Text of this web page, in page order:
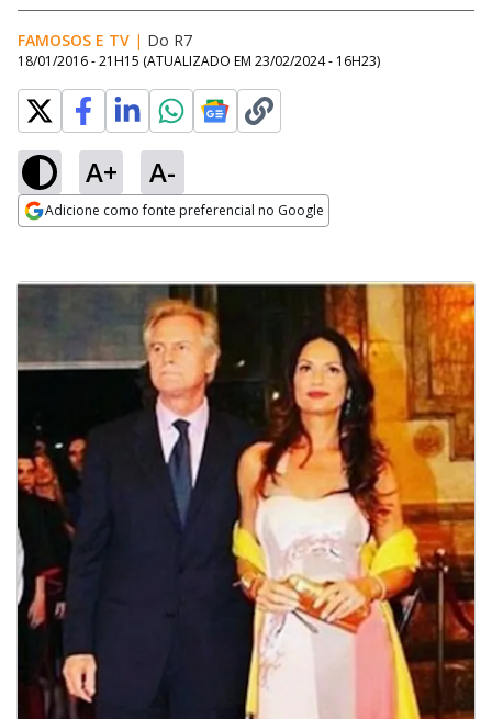
FAMOSOS E TV | Do R7
18/01/2016 - 21H15 (ATUALIZADO EM 23/02/2024 - 16H23)
A+ A-
Adicione como fonte preferencial no Google